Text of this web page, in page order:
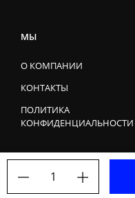
1
МЫ
О КОМПАНИИ
КОНТАКТЫ
ПОЛИТИКА
КОНФИДЕНЦИАЛЬНОСТИ